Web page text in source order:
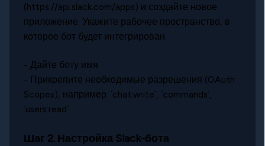
(https://api.slack.com/apps) и создайте новое
приложение. Укажите рабочее пространство, в
которое бот будет интегрирован.
- Дайте боту имя
- Прикрепите необходимые разрешения (OAuth
Scopes), например: `chat:write`, `commands`,
`users:read`
Шаг 2. Настройка Slack-бота